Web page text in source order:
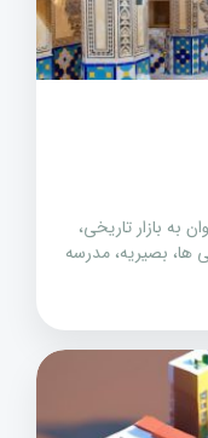
به بازار تاریخی،
ها، بصیریه، مدرسه